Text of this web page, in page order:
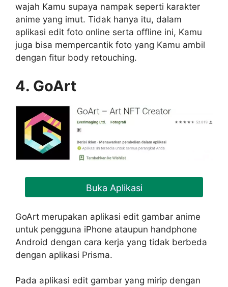
wajah Kamu supaya nampak seperti karakter
anime yang imut. Tidak hanya itu, dalam
aplikasi edit foto online serta offline ini, Kamu
juga bisa mempercantik foto yang Kamu ambil
dengan fitur body retouching.
4. GoArt
Buka Aplikasi
GoArt merupakan aplikasi edit gambar anime
untuk pengguna iPhone ataupun handphone
Android dengan cara kerja yang tidak berbeda
dengan aplikasi Prisma.
Pada aplikasi edit gambar yang mirip dengan